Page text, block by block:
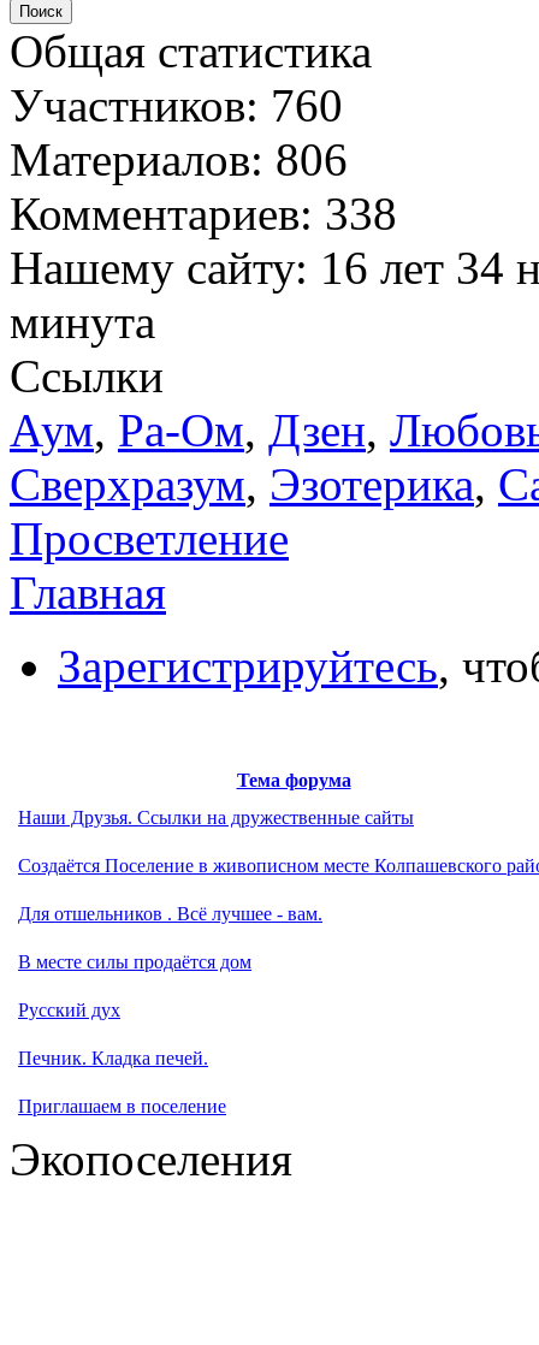
Поиск
Общая статистика
Участников: 760
Материалов: 806
Комментариев: 338
Нашему сайту: 16 лет 34
минута
Ссылки
Аум, Ра-Ом, Дзен,
Сверхразум, Эзотерика,
Просветление
Главная
Зарегистрируйтесь,
Тема форума
Наши Друзья. Ссылки на дружественные сайты
Создаётся Поселение в живописном месте Колпашевского
Для отшельников . Всё лучшее - вам.
В месте силы продаётся дом
Русский дух
Печник. Кладка печей.
Приглашаем в поселение
Экопоселения